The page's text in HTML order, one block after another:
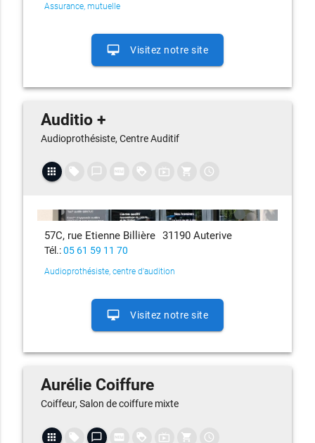
Assurance, mutuelle
desktop_mac Visitez notre site
Auditio +
Audioprothésiste, Centre Auditif
apps local_offer chat_bubble_outline fiber_new loyalty live_tv shopping_cart access_time
57C, rue Etienne Billière 31190 Auterive
Tél.:05 61 59 11 70
Audioprothésiste, centre d'audition
desktop_mac Visitez notre site
Aurélie Coiffure
Coiffeur, Salon de coiffure mixte
apps local_offer chat_bubble_outline fiber_new loyalty live_tv shopping_cart access_time